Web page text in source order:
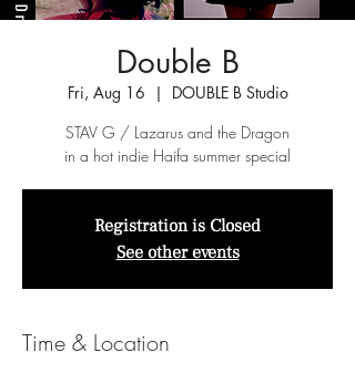
Double B
Fri, Aug 16
  |
DOUBLE B Studio
STAV G / Lazarus and the Dragon
Registration is Closed
See other events
Time & Location